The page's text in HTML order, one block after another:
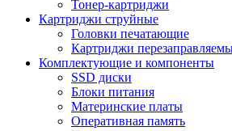
Тонер-картриджи
Картриджи струйные
Головки печатающие
Картриджи
Комплектующие и компоненты
SSD диски
Блоки питания
Материнские платы
Оперативная память